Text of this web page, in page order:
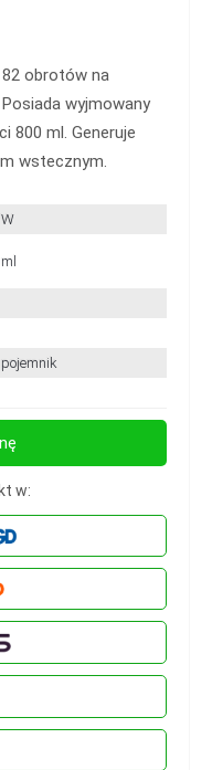
obrotów na
wyjmowany
800 ml. Generuje
wstecznym.
w: